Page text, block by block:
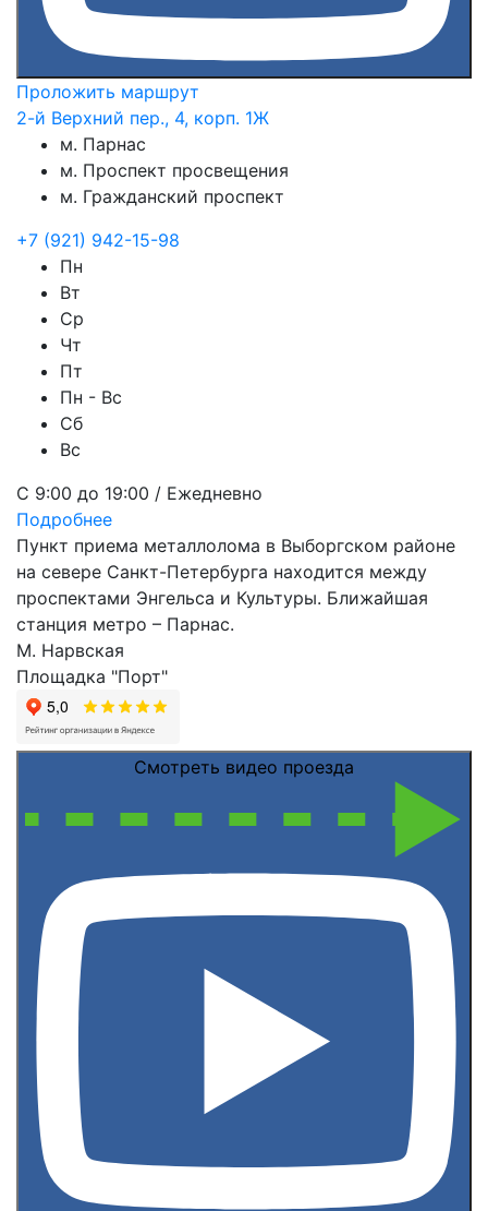
Проложить маршрут
2-й Верхний пер., 4, корп. 1Ж
м. Парнас
м. Проспект просвещения
м. Гражданский проспект
+7 (921) 942-15-98
Пн
Вт
Ср
Чт
Пт
Пн - Вс
Сб
Вс
С 9:00 до 19:00 / Ежедневно
Подробнее
Пункт приема металлолома в Выборгском районе
на севере Санкт-Петербурга находится между
проспектами Энгельса и Культуры. Ближайшая
станция метро – Парнас.
М. Нарвская
Площадка "Порт"
Смотреть видео проезда